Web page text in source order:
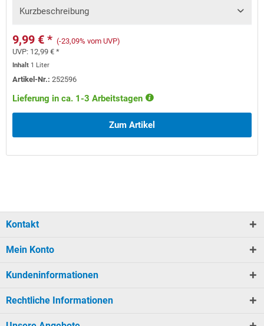
Kurzbeschreibung
9,99 € * (-23,09% vom UVP)
UVP: 12,99 € *
Inhalt 1 Liter
Artikel-Nr.:252596
Lieferung in ca. 1-3 Arbeitstagen
Zum Artikel
Kontakt
Mein Konto
Kundeninformationen
Rechtliche Informationen